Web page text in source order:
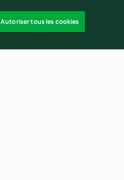
Autoriser tous les cookies